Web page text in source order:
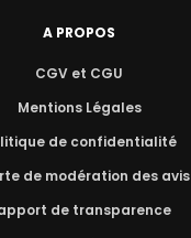
A PROPOS
CGV et CGU
Mentions Légales
de confidentialité
de modération des avis
de transparence